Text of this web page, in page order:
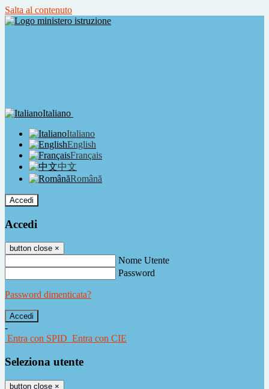
Salta al contenuto
Italiano
Italiano
English
Français
中文
Română
Accedi
Accedi
button close ×
Nome Utente
Password
Password dimenticata?
-
Entra con SPID Entra con CIE
Seleziona utente
button close ×